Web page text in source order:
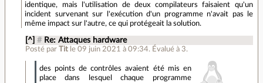
identique, mais l'utilisation de deux compilateurs faisaient qu'un
incident survenant sur l'exécution d'un programme n'avait pas le
même impact sur l'autre, ce qui protégeait la solution.
[^] # Re: Attaques hardware
Posté par Tit le 09 juin 2021 à 09:34. Évalué à 3.
des points de contrôles avaient été mis en
place dans lesquel chaque programme